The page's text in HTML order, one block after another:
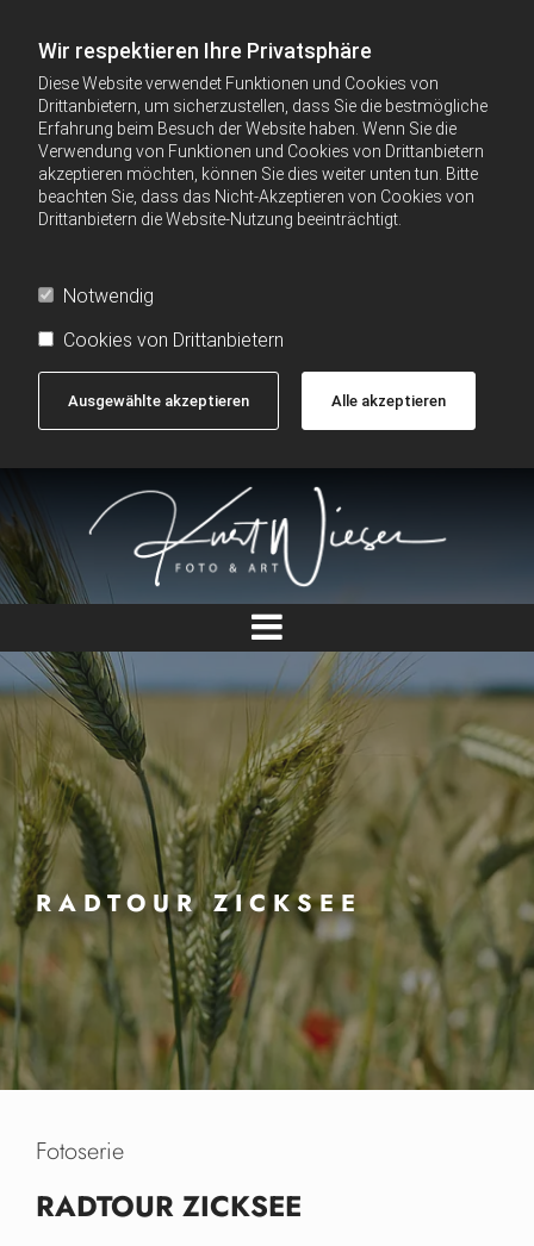
Wir respektieren Ihre Privatsphäre
Diese Website verwendet Funktionen und Cookies von
Drittanbietern, um sicherzustellen, dass Sie die bestmögliche
Erfahrung beim Besuch der Website haben. Wenn Sie die
Verwendung von Funktionen und Cookies von Drittanbietern
akzeptieren möchten, können Sie dies weiter unten tun. Bitte
beachten Sie, dass das Nicht-Akzeptieren von Cookies von
Drittanbietern die Website-Nutzung beeinträchtigt.
Notwendig
Cookies von Drittanbietern
Ausgewählte akzeptieren Alle akzeptieren
RADTOUR ZICKSEE
Fotoserie
RADTOUR ZICKSEE